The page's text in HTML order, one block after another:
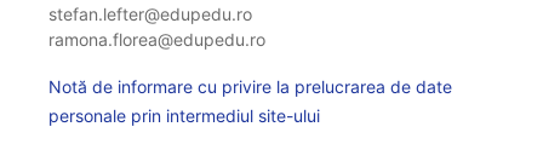
stefan.lefter@edupedu.ro
ramona.florea@edupedu.ro
Notă de informare cu privire la prelucrarea de date
personale prin intermediul site-ului